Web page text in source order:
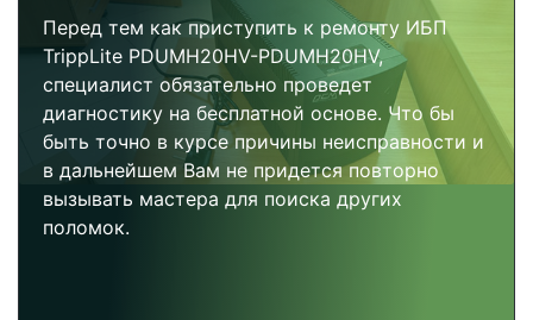
Перед тем как приступить к ремонту ИБП
TrippLite PDUMH20HV-PDUMH20HV,
специалист обязательно проведет
диагностику на бесплатной основе. Что бы
быть точно в курсе причины неисправности и
в дальнейшем Вам не придется повторно
вызывать мастера для поиска других
поломок.